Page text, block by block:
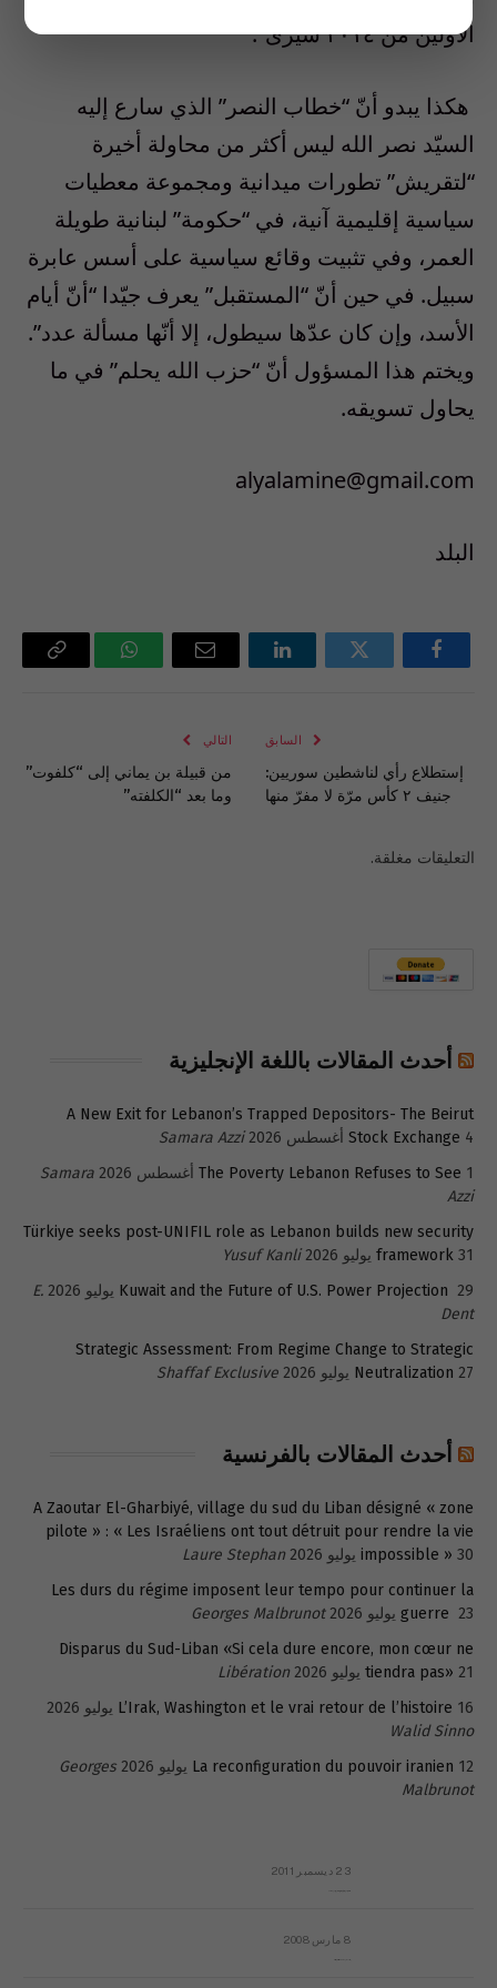
الأولين من ٢٠١٤ سيرى”.
هكذا يبدو أنّ “خطاب النصر” الذي سارع إليه
السيّد نصر الله ليس أكثر من محاولة أخيرة
“لتقريش” تطورات ميدانية ومجموعة معطيات
سياسية إقليمية آنية، في “حكومة” لبنانية طويلة
العمر، وفي تثبيت وقائع سياسية على أسس عابرة
سبيل. في حين أنّ “المستقبل” يعرف جيّدا “أنّ أيام
الأسد، وإن كان عدّها سيطول، إلا أنّها مسألة عدد”.
ويختم هذا المسؤول أنّ “حزب الله يحلم” في ما
يحاول تسويقه.
alyalamine@gmail.com
البلد
فيسبوك تويتر لينكدإن
البريد
واتساب Copy
السابق
إستطلاع رأي لناشطين سوريين:
جنيف ٢ كأس مرّة لا مفرّ منها
التالي
من قبيلة بن يماني إلى “كلفوت”
وما بعد “الكلفته”
التعليقات مغلقة.
أحدث المقالات باللغة الإنجليزية
A New Exit for Lebanon’s Trapped Depositors- The Beirut
Stock Exchange 4 أغسطس 2026
Samara Azzi
The Poverty Lebanon Refuses to See 1 أغسطس 2026
Samara
Azzi
Türkiye seeks post-UNIFIL role as Lebanon builds new security
framework 31 يوليو 2026
Yusuf Kanli
Kuwait and the Future of U.S. Power Projection 29 يوليو 2026
E.
Dent
Strategic Assessment: From Regime Change to Strategic
Neutralization 27 يوليو 2026 Shaffaf Exclusive
أحدث المقالات بالفرنسية
A Zaoutar El-Gharbiyé, village du sud du Liban désigné « zone
pilote » : « Les Israéliens ont tout détruit pour rendre la vie
impossible » 30 يوليو 2026
Laure Stephan
Les durs du régime imposent leur tempo pour continuer la
guerre 23 يوليو 2026
Georges Malbrunot
Disparus du Sud-Liban «Si cela dure encore, mon cœur ne
tiendra pas» 21 يوليو 2026
Libération
L’Irak, Washington et le vrai retour de l’histoire 16 يوليو 2026
Walid Sinno
La reconfiguration du pouvoir iranien 12 يوليو 2026
Georges
Malbrunot
23 ديسمبر 2011
8 مارس 2008